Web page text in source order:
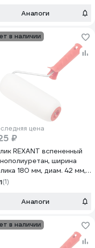
Аналоги
в наличии
цена
₽
REXANT вспененный
ширина
180 мм, диам. 42 мм,
6 мм 89-0032
1(1)
Аналоги
в наличии